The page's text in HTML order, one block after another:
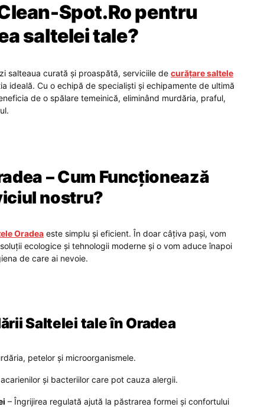
Spot.Ro pentru
saltelei tale?
salteaua curată și proaspătă, serviciile de curățare saltele
ideală. Cu o echipă de specialiști și echipamente de ultimă
de o spălare temeinică, eliminând murdăria, praful,
– Cum Funcționează
nostru?
Oradea este simplu și eficient. În doar câțiva pași, vom
ecologice și tehnologii moderne și o vom aduce înapoi
de care ai nevoie.
Saltelei tale în Oradea
petelor și microorganismele.
acarienilor și bacteriilor care pot cauza alergii.
– Îngrijirea regulată ajută la păstrarea formei și confortului